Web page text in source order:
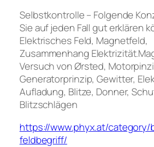
Selbstkontrolle – Folgende
Sie auf jeden Fall gut erklären
Elektrisches Feld, Magnetfeld,
Zusammenhang
Versuch von Ørsted,
Generatorprinzip, Gewitter,
Aufladung, Blitze, Donner,
Blitzschlägen
https://www.phyx.at/
feldbegriff/